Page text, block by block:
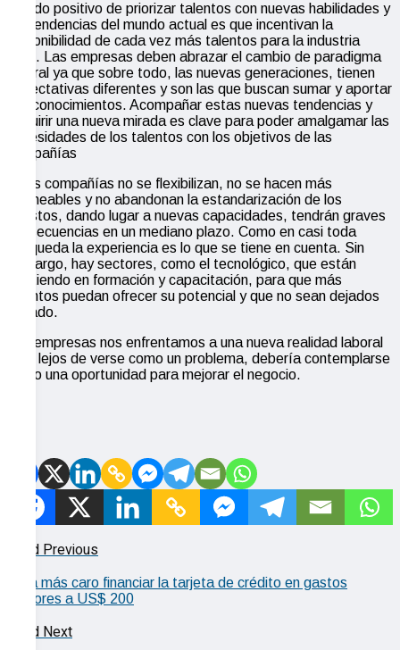
El lado positivo de priorizar talentos con nuevas habilidades y
las tendencias del mundo actual es que incentivan la
disponibilidad de cada vez más talentos para la industria
local. Las empresas deben abrazar el cambio de paradigma
laboral ya que sobre todo, las nuevas generaciones, tienen
expectativas diferentes y son las que buscan sumar y aportar
sus conocimientos. Acompañar estas nuevas tendencias y
adquirir una nueva mirada es clave para poder amalgamar las
necesidades de los talentos con los objetivos de las
compañías
Si las compañías no se flexibilizan, no se hacen más
permeables y no abandonan la estandarización de los
puestos, dando lugar a nuevas capacidades, tendrán graves
consecuencias en un mediano plazo. Como en casi toda
búsqueda la experiencia es lo que se tiene en cuenta. Sin
embargo, hay sectores, como el tecnológico, que están
invirtiendo en formación y capacitación, para que más
talentos puedan ofrecer su potencial y que no sean dejados
de lado.
Las empresas nos enfrentamos a una nueva realidad laboral
que, lejos de verse como un problema, debería contemplarse
como una oportunidad para mejorar el negocio.
Read Previous
Será más caro financiar la tarjeta de crédito en gastos
mayores a US$ 200
Read Next